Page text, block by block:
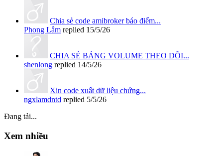
Chia sẻ code amibroker báo điểm...
Phong Lâm replied 15/5/26
CHIA SẺ BẢNG VOLUME THEO DÕI...
shenlong replied 14/5/26
Xin code xuất dữ liệu chứng...
ngxlamdntd replied 5/5/26
Đang tải...
Xem nhiều